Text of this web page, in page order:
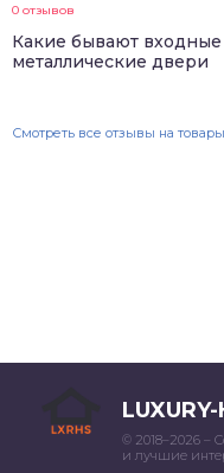
0 отзывов
Какие бывают входные
металлические двери
Смотреть все отзывы на товары
© 2018–2026 –
и лучшие